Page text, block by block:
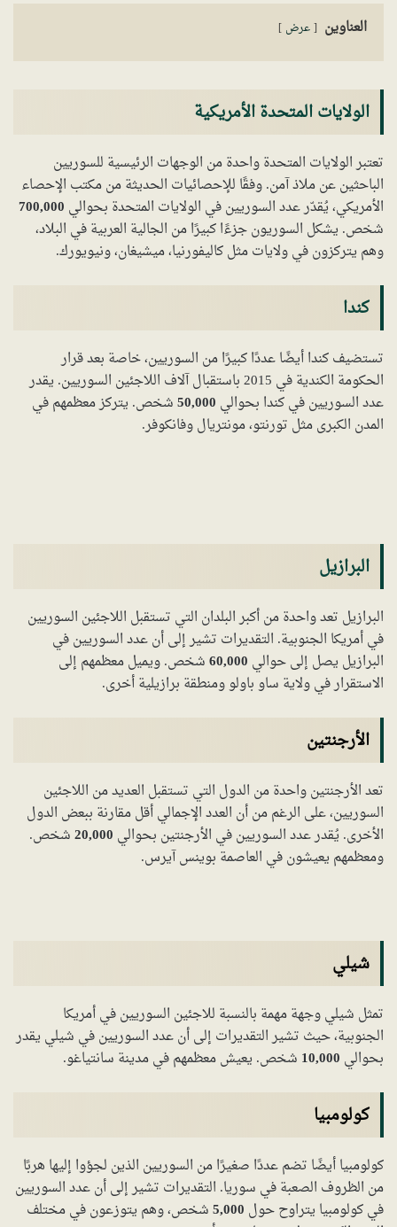
العناوين عرض
الولايات المتحدة الأمريكية
تعتبر الولايات المتحدة واحدة من الوجهات الرئيسية للسوريين
الباحثين عن ملاذ آمن. وفقًا للإحصائيات الحديثة من مكتب الإحصاء
الأمريكي، يُقدّر عدد السوريين في الولايات المتحدة بحوالي 700,000
شخص. يشكل السوريون جزءًا كبيرًا من الجالية العربية في البلاد،
وهم يتركزون في ولايات مثل كاليفورنيا، ميشيغان، ونيويورك.
كندا
تستضيف كندا أيضًا عددًا كبيرًا من السوريين، خاصة بعد قرار
الحكومة الكندية في 2015 باستقبال آلاف اللاجئين السوريين. يقدر
عدد السوريين في كندا بحوالي 50,000شخص. يتركز معظمهم في
المدن الكبرى مثل تورنتو، مونتريال وفانكوفر.
البرازيل
البرازيل تعد واحدة من أكبر البلدان التي تستقبل اللاجئين السوريين
في أمريكا الجنوبية. التقديرات تشير إلى أن عدد السوريين في
البرازيل يصل إلى حوالي 60,000شخص. ويميل معظمهم إلى
الاستقرار في ولاية ساو باولو ومنطقة برازيلية أخرى.
الأرجنتين
تعد الأرجنتين واحدة من الدول التي تستقبل العديد من اللاجئين
السوريين، على الرغم من أن العدد الإجمالي أقل مقارنة ببعض الدول
الأخرى. يُقدر عدد السوريين في الأرجنتين بحوالي 20,000شخص.
ومعظمهم يعيشون في العاصمة بوينس آيرس.
شيلي
تمثل شيلي وجهة مهمة بالنسبة للاجئين السوريين في أمريكا
الجنوبية، حيث تشير التقديرات إلى أن عدد السوريين في شيلي يقدر
بحوالي 10,000 شخص. يعيش معظمهم في مدينة سانتياغو.
كولومبيا
كولومبيا أيضًا تضم عددًا صغيرًا من السوريين الذين لجؤوا إليها هربًا
من الظروف الصعبة في سوريا. التقديرات تشير إلى أن عدد السوريين
في كولومبيا يتراوح حول 5,000شخص، وهم يتوزعون في مختلف